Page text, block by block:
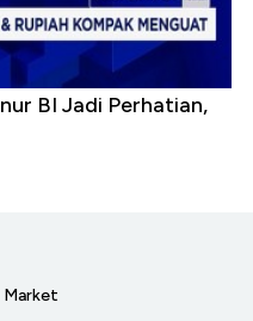
BI Jadi Perhatian,
Market